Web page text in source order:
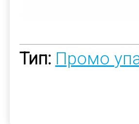
Тип: Промо